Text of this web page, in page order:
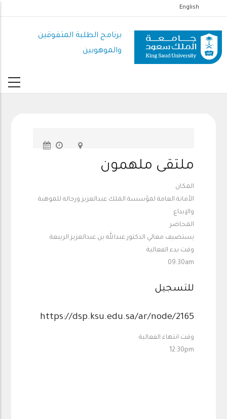
إلى
المحتوى
الرئيسي
English
برنامج الطلبة المتفوقين
والموهوبين
ملتقى ملهمون
المكان
الأمانة العامة لمؤسسة الملك عبدالعزيز ورجاله للموهبة
والإبداع
المحاضر
يستضيف معالي الدكتور عبدالله بن عبدالعزيز الربيعة
وقت بدء الفعالية
09:30am
للتسجيل
https://dsp.ksu.edu.sa/ar/node/2165
وقت انتهاء الفعالية
12:30pm